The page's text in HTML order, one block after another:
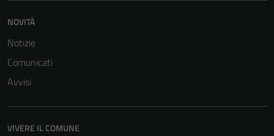
NOVITÀ
Notizie
Comunicati
Avvisi
VIVERE IL COMUNE